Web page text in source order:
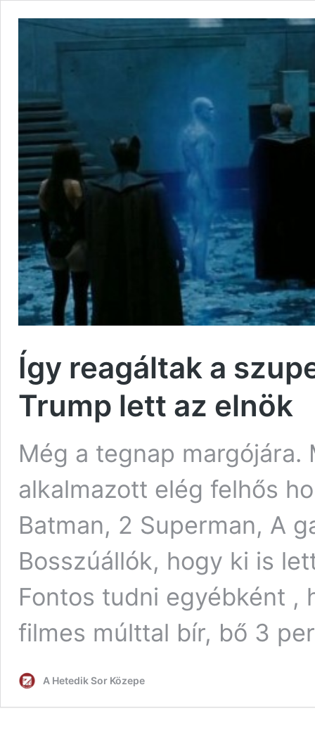
Így reagáltak a
Trump lett az elnök
Még a tegnap
alkalmazott elég felhős
Batman, 2 Superman, A
Bosszúállók, hogy ki is
Fontos tudni egyébként ,
filmes múlttal bír, bő 3
A Hetedik Sor Közepe